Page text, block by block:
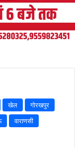
खेल
गोरखपुर
वाराणसी